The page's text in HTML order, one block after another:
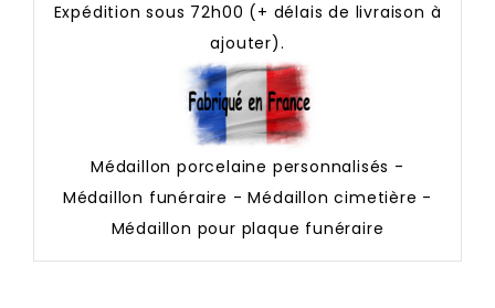
Expédition sous 72h00 (+ délais de livraison à
ajouter).
Médaillon porcelaine personnalisés -
Médaillon funéraire - Médaillon cimetière -
Médaillon pour plaque funéraire